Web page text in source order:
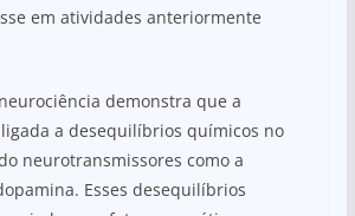
em atividades anteriormente
demonstra que a
a desequilíbrios químicos no
neurotransmissores como a
Esses desequilíbrios